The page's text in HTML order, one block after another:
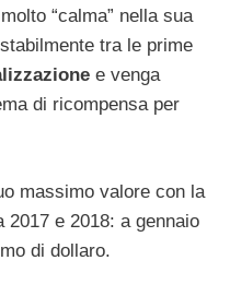
“calma” nella sua
tra le prime
e venga
di ricompensa per
massimo valore con la
e 2018: a gennaio
di dollaro.